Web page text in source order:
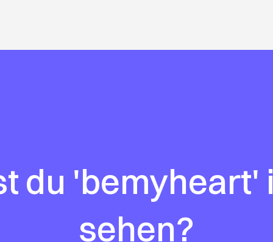
du 'bemyheart'
sehen?